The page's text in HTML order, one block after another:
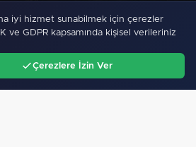
iyi hizmet sunabilmek için çerezler
ve GDPR kapsamında kişisel verileriniz
Çerezlere İzin Ver
Ara Menü